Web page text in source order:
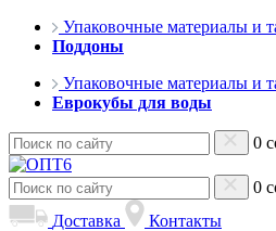
Упаковочные материалы и
Поддоны
Упаковочные материалы и
Еврокубы для воды
0
0
Доставка
Контакты